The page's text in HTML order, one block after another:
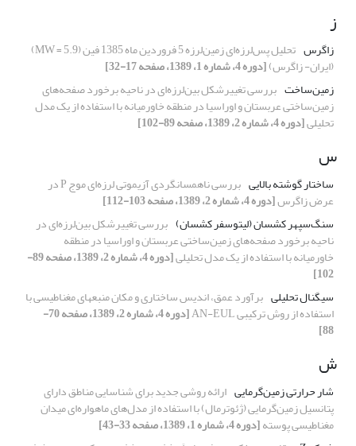
ز
زاگرس تحلیل پس‌لرزه‌ای زمین‌لرزه 5 فروردین ماه 1385 فین (MW = 5.9)
(ایران- زاگرس)[دوره 4، شماره 1، 1389، صفحه 17-32]
زمین‌ساخت بررسی تغییرشکل بین‌لرزه‌ای در ناحیه برخورد صفحه‌های
زمین‌ساختی عربستان و اوراسیا در منطقه خاورمیانه با استفاده از یک مدل
تحلیلی[دوره 4، شماره 2، 1389، صفحه 89-102]
س
ساختار گوشته بالایی بررسی ناهمسانگردی آزیموتی لرزه‌ای موج P در
عرض زاگرس[دوره 4، شماره 2، 1389، صفحه 103-112]
سنگ‌سپهر کشسان (لیتوسفر کشسان) بررسی تغییرشکل بین‌لرزه‌ای در
ناحیه برخورد صفحه‌های زمین‌ساختی عربستان و اوراسیا در منطقه
خاورمیانه با استفاده از یک مدل تحلیلی [دوره 4، شماره 2، 1389، صفحه 89-
102]
سیگنال تحلیلی برآورد عمق، اندیس ساختاری و مکان منبع‏های مغناطیسی با
استفاده از روش ترکیبی AN-EUL [دوره 4، شماره 2، 1389، صفحه 70-
88]
ش
شار حرارتی زمین‌گرمایی ارائه روشی جدید برای شناسایی مناطق دارای
پتانسیل زمین‌گرمایی (ژئوترمال) با استفاده از مدل‌های ماهواره‌ای میدان
مغناطیسی پوسته[دوره 4، شماره 1، 1389، صفحه 33-43]